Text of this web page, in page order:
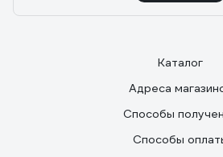
Каталог
Адреса
Способы
Способы